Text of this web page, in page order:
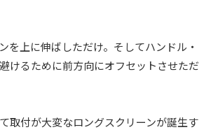
を上に伸ばしただけ。そしてハンドル・
けるために前方向にオフセットさせただ
取付が大変なロングスクリーンが誕生す